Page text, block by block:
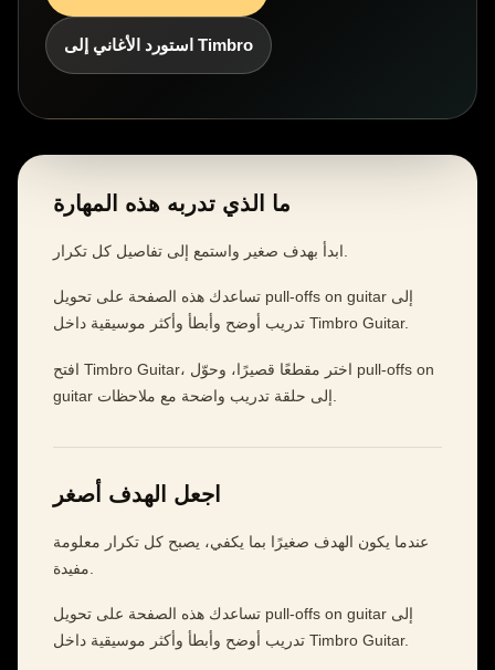
استورد الأغاني إلى Timbro
ما الذي تدربه هذه المهارة
تساعدك هذه الصفحة على تحويل pull-offs on guitar إلى
تدريب أوضح وأبطأ وأكثر موسيقية داخل Timbro Guitar.
افتح Timbro Guitar، اختر مقطعًا قصيرًا، وحوّل pull-offs on
اجعل الهدف أصغر
عندما يكون الهدف صغيرًا بما يكفي، يصبح كل تكرار معلومة
تساعدك هذه الصفحة على تحويل pull-offs on guitar إلى
تدريب أوضح وأبطأ وأكثر موسيقية داخل Timbro Guitar.